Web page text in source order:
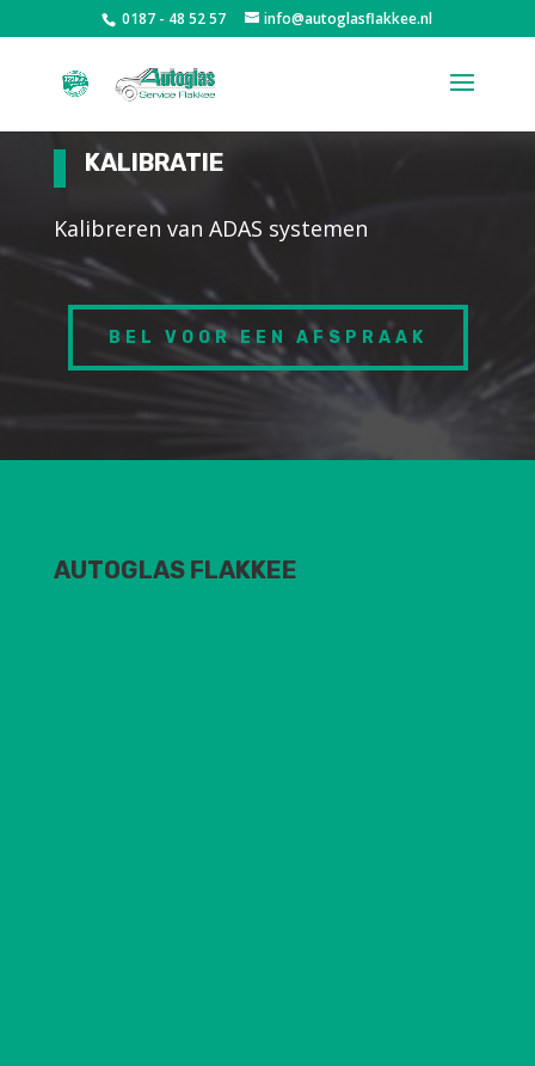
0187 - 48 52 57 info@autoglasflakkee.nl
KALIBRATIE
Kalibreren van ADAS systemen
BEL VOOR EEN AFSPRAAK
AUTOGLAS FLAKKEE